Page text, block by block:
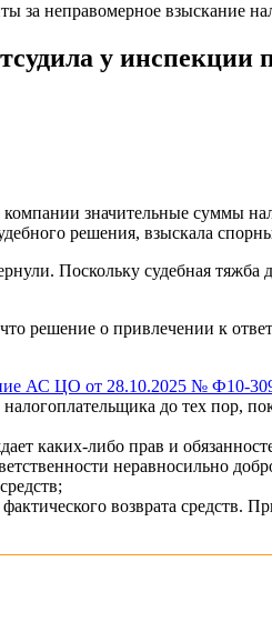
за неправомерное взыскание
у инспекции
значительные суммы
решения, взыскала
Поскольку судебная тяжба
решение о привлечении к
АС ЦО от 28.10.2025 № Ф10-
до тех пор,
каких-либо прав и
неравносильно
возврата средств.